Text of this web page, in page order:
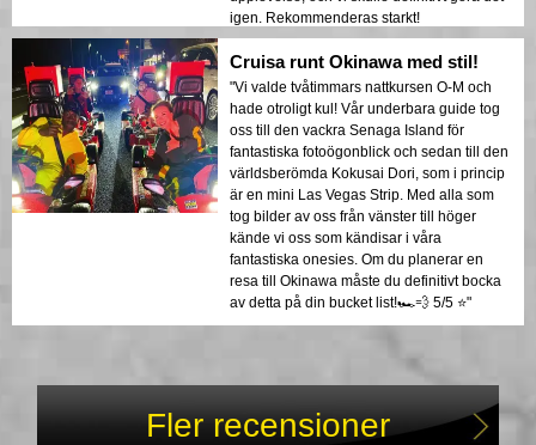
igen. Rekommenderas starkt!
Cruisa runt Okinawa med stil!
"Vi valde tvåtimmars nattkursen O-M och
hade otroligt kul! Vår underbara guide tog
oss till den vackra Senaga Island för
fantastiska fotoögonblick och sedan till den
världsberömda Kokusai Dori, som i princip
är en mini Las Vegas Strip. Med alla som
tog bilder av oss från vänster till höger
kände vi oss som kändisar i våra
fantastiska onesies. Om du planerar en
resa till Okinawa måste du definitivt bocka
av detta på din bucket list!🏎️💨 5/5 ⭐️"
Fler recensioner